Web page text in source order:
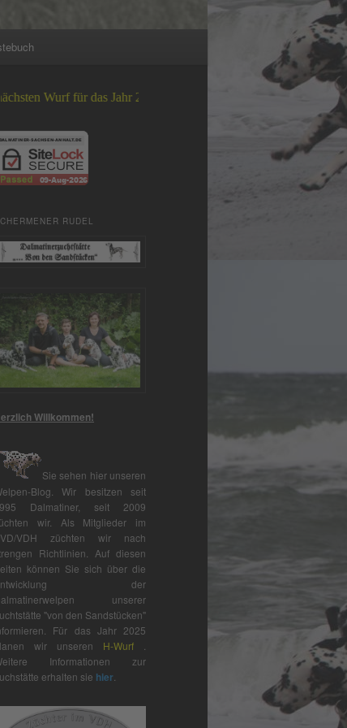
für das Jahr 2026 +++
RUDEL
Willkommen!
Sie sehen hier unseren
Blog. Wir besitzen seit
Dalmatiner, seit 2009
wir. Als Mitglieder im
VDH züchten wir nach
Richtlinien. Auf diesen
können Sie sich über die
der
unserer
"von den Sandstücken"
Für das Jahr 2025
wir unseren H-Wurf
Informationen zur
erhalten sie hier